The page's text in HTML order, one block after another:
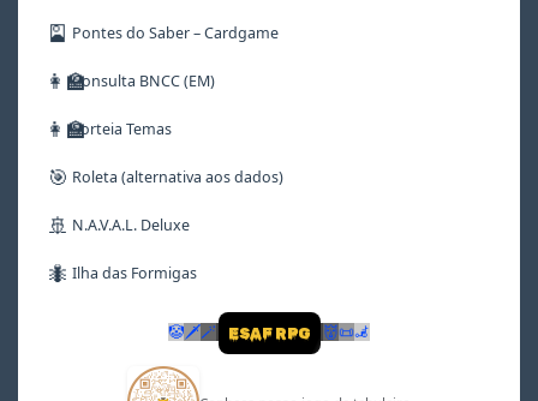
🎴 Pontes do Saber – Cardgame
👩‍🏫Consulta BNCC (EM)
👩‍🏫Sorteia Temas
🎯 Roleta (alternativa aos dados)
🚢 N.A.V.A.L. Deluxe
🐜 Ilha das Formigas
🤡 🗡🪄 ESAF RPG 👹📜🦼